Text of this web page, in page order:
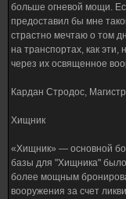
больше огневой мощи.
предоставил бы мне
страстно мечтаю о том
на транспортах, как
через их освященное
Кардан Стродос,
Хищник
«Хищник» — основной
базы для "Хищника"
более мощным
вооружения за счет